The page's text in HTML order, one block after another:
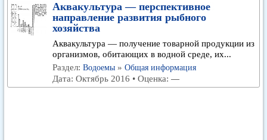
Аквакультура — перспективное
направление развития рыбного
хозяйства
Аквакультура — получение товарной продукции из
организмов, обитающих в водной среде, их...
Раздел: Водоемы » Общая информация
Дата: Октябрь 2016 • Оценка: —